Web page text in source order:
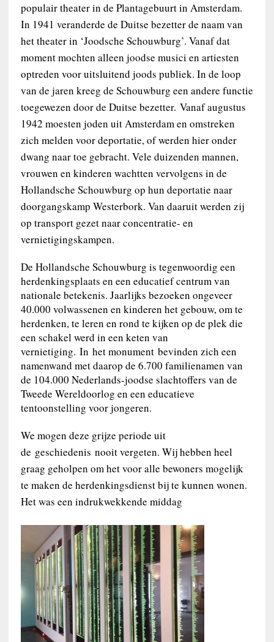
populair theater in de Plantagebuurt in Amsterdam.
In 1941 veranderde de Duitse bezetter de naam van
het theater in ‘Joodsche Schouwburg’. Vanaf dat
moment mochten alleen joodse musici en artiesten
optreden voor uitsluitend joods publiek. In de loop
van de jaren kreeg de Schouwburg een andere functie
toegewezen door de Duitse bezetter. Vanaf augustus
1942 moesten joden uit Amsterdam en omstreken
zich melden voor deportatie, of werden hier onder
dwang naar toe gebracht. Vele duizenden mannen,
vrouwen en kinderen wachtten vervolgens in de
Hollandsche Schouwburg op hun deportatie naar
doorgangskamp Westerbork. Van daaruit werden zij
op transport gezet naar concentratie- en
vernietigingskampen.
De Hollandsche Schouwburg is tegenwoordig een
herdenkingsplaats en een educatief centrum van
nationale betekenis. Jaarlijks bezoeken ongeveer
40.000 volwassenen en kinderen het gebouw, om te
herdenken, te leren en rond te kijken op de plek die
een schakel werd in een keten van
vernietiging. In het monument bevinden zich een
namenwand met daarop de 6.700 familienamen van
de 104.000 Nederlands-joodse slachtoffers van de
Tweede Wereldoorlog en een educatieve
tentoonstelling voor jongeren.
We mogen deze grijze periode uit
de geschiedenis nooit vergeten. Wij hebben heel
graag geholpen om het voor alle bewoners mogelijk
te maken de herdenkingsdienst bij te kunnen wonen.
Het was een indrukwekkende middag